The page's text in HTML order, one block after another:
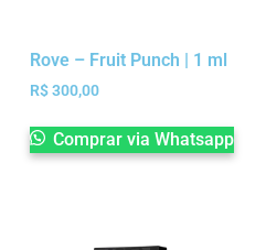
Rove – Fruit Punch | 1 ml
R$300,00
Comprar via Whatsapp